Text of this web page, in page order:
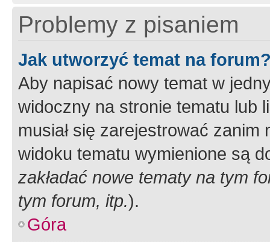
Problemy z pisaniem
Jak utworzyć temat na
Aby napisać nowy temat w
widoczny na stronie tematu lub
musiał się zarejestrować
widoku tematu wymienione są
zakładać nowe tematy na tym
tym forum, itp.).
Góra